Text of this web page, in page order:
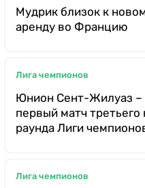
Мудрик близок к
аренду во Францию
Лига чемпионов
Юнион Сент-Жилуаз –
первый матч
раунда Лиги
Лига чемпионов